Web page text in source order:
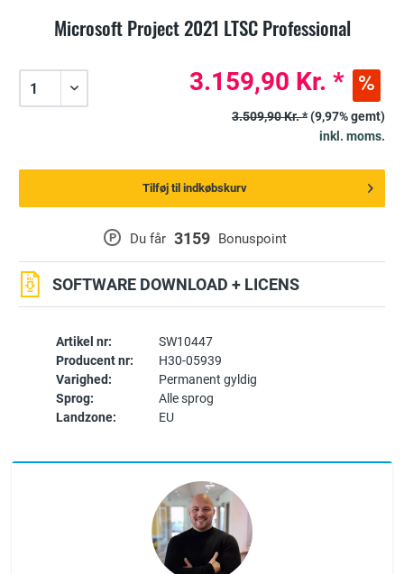
Microsoft Project 2021 LTSC Professional
Artikel nr:
SW10447
Producent nr:
H30-05939
Varighed:
Permanent gyldig
Sprog:
Alle sprog
Landzone:
EU
P Du får 3159 Bonuspoint
SOFTWARE DOWNLOAD + LICENS
3.159,90 Kr. *
3.509,90 Kr. *(9,97% gemt)
inkl. moms.
Tilføj til indkøbskurv